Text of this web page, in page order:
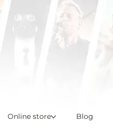
Online store Blog